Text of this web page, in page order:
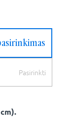
Pasirinkti